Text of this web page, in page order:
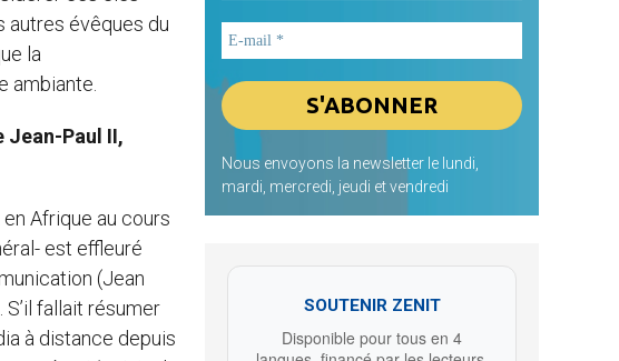
autres évêques du
la
ambiante.
Paul II,
Afrique au cours
est effleuré
(Jean
fallait résumer
à distance depuis
Nous envoyons la newsletter le lundi,
mardi, mercredi, jeudi et vendredi
SOUTENIR ZENIT
Disponible pour tous en 4